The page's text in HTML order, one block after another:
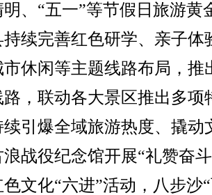
“五一”等节假日旅游黄
持续完善红色研学、亲子体
市休闲等主题线路布局，推
，联动各大景区推出多项
引爆全域旅游热度、撬动
战役纪念馆开展“礼赞奋
文化“六进”活动，八步沙